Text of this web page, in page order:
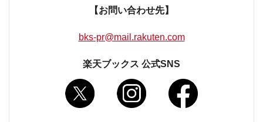
【お問い合わせ先】
bks-pr@mail.rakuten.com
楽天ブックス 公式SNS